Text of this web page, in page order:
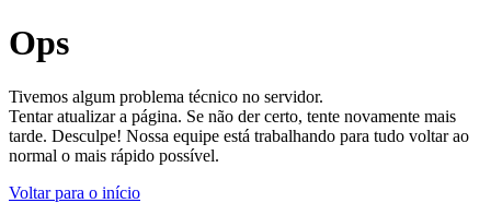
Ops
Tivemos algum problema técnico no servidor.
Tentar atualizar a página. Se não der certo, tente novamente mais
tarde. Desculpe! Nossa equipe está trabalhando para tudo voltar ao
normal o mais rápido possível.
Voltar para o início